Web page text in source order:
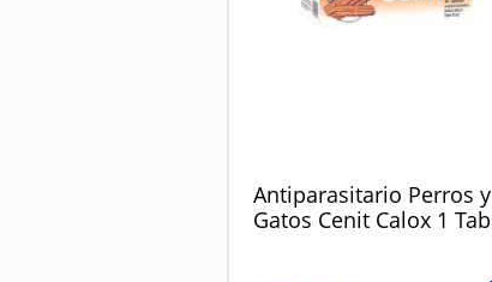
Antiparasitario Perros y
Gatos Cenit Calox 1 Tab